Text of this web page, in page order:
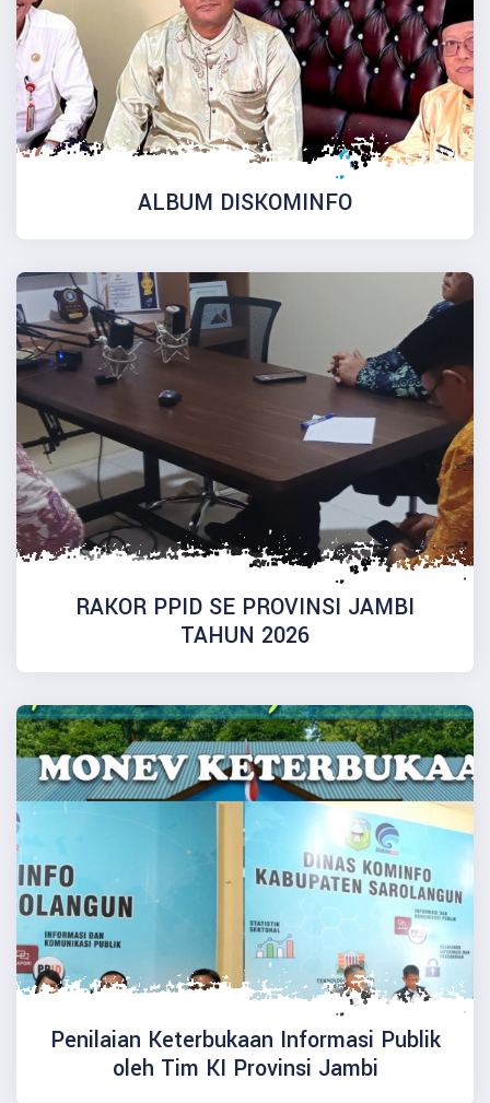
ALBUM DISKOMINFO
RAKOR PPID SE PROVINSI JAMBI
TAHUN 2026
Penilaian Keterbukaan Informasi Publik
oleh Tim KI Provinsi Jambi